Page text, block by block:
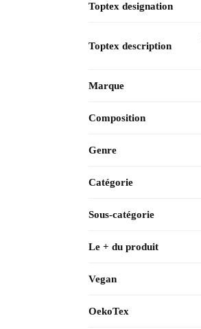
Toptex designation
Toptex description
Marque
Composition
Genre
Catégorie
Sous-catégorie
Le + du produit
Vegan
OekoTex